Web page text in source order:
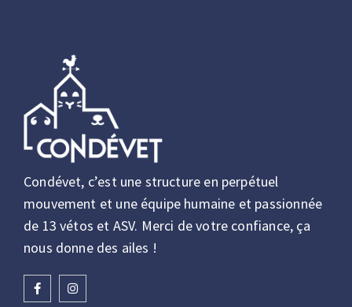
Condévet, c’est une structure en perpétuel
mouvement et une équipe humaine et passionnée
de 13 vétos et ASV. Merci de votre confiance, ça
nous donne des ailes !